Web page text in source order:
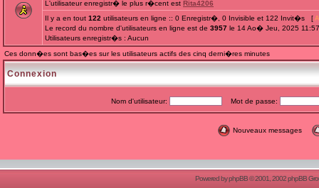
L'utilisateur enregistr� le plus r�cent est Rita4206
Il y a en tout 122 utilisateurs en ligne :: 0 Enregistr�, 0 Invisible et 122 Invit�s [
Le record du nombre d'utilisateurs en ligne est de 3957 le 14 Ao� Jeu, 2025
Utilisateurs enregistr�s : Aucun
Ces donn�es sont bas�es sur les utilisateurs actifs des cinq derni�res minutes
Connexion
Nom d'utilisateur: Mot de passe:
Nouveaux messages
Powered byphpBB© 2001, 2002 phpBB